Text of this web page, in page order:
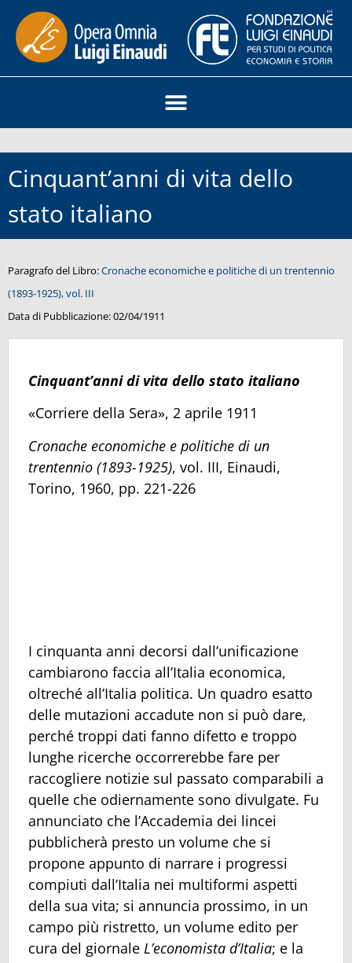
Cinquant’anni di vita dello
stato italiano
Paragrafo del Libro:Cronache economiche e politiche di un trentennio
(1893-1925), vol. III
Data di Pubblicazione:02/04/1911
Cinquant’anni di vita dello stato italiano
«Corriere della Sera», 2 aprile 1911
Cronache economiche e politiche di un
trentennio (1893-1925), vol. III, Einaudi,
Torino, 1960, pp. 221-226
I cinquanta anni decorsi dall’unificazione
cambiarono faccia all’Italia economica,
oltreché all’Italia politica. Un quadro esatto
delle mutazioni accadute non si può dare,
perché troppi dati fanno difetto e troppo
lunghe ricerche occorrerebbe fare per
raccogliere notizie sul passato comparabili a
quelle che odiernamente sono divulgate. Fu
annunciato che l’Accademia dei lincei
pubblicherà presto un volume che si
propone appunto di narrare i progressi
compiuti dall’Italia nei multiformi aspetti
della sua vita; si annuncia prossimo, in un
campo più ristretto, un volume edito per
cura del giornale L’economista d’Italia; e la